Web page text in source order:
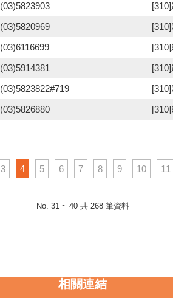
(03)5823903
(03)5820969
(03)6116699
(03)5914381
(03)5823822#719
(03)5826880
3 4 5 6 7 8 9 10 11
No. 31 ~ 40 共 268 筆資料
相關連結